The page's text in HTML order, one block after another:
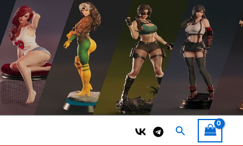
Поиск